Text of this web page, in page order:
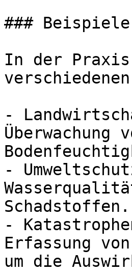
###
In der Praxis
-
Überwachung
-
Schadstoffen.
-
Erfassung
um die